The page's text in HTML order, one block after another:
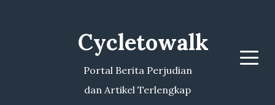
Cycletowalk
Portal Berita Perjudian
dan Artikel Terlengkap
Menu